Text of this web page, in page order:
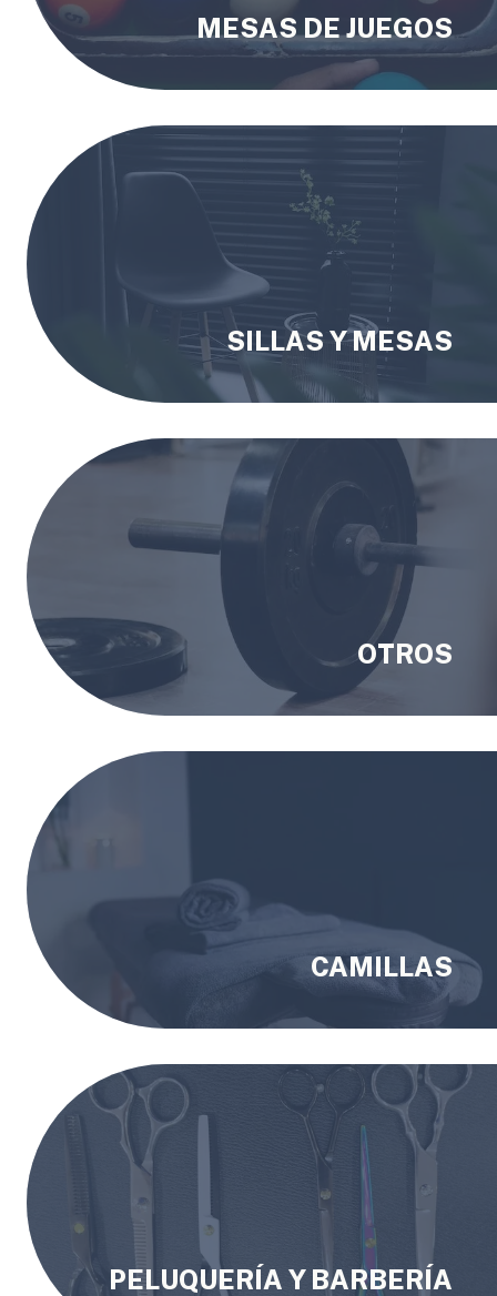
MESAS DE JUEGOS
SILLAS Y MESAS
OTROS
CAMILLAS
PELUQUERÍA Y BARBERÍA